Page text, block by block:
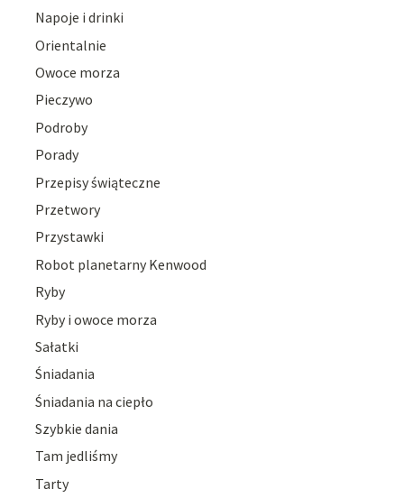
Napoje i drinki
Orientalnie
Owoce morza
Pieczywo
Podroby
Porady
Przepisy świąteczne
Przetwory
Przystawki
Robot planetarny Kenwood
Ryby
Ryby i owoce morza
Sałatki
Śniadania
Śniadania na ciepło
Szybkie dania
Tam jedliśmy
Tarty